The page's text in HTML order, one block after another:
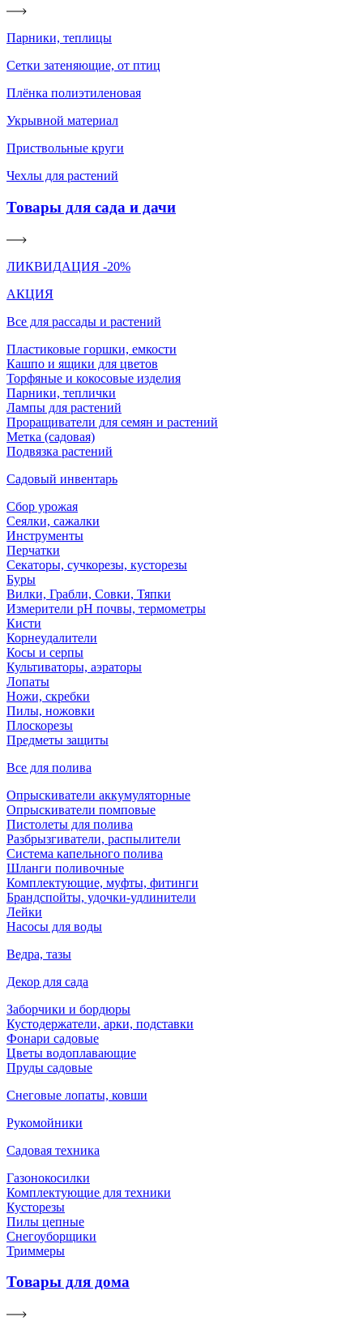
Парники, теплицы
Сетки затеняющие, от птиц
Плёнка полиэтиленовая
Укрывной материал
Приствольные круги
Чехлы для растений
Товары для сада и дачи
ЛИКВИДАЦИЯ -20%
АКЦИЯ
Все для рассады и растений
Пластиковые горшки, емкости
Кашпо и ящики для цветов
Торфяные и кокосовые изделия
Парники, теплички
Лампы для растений
Проращиватели для семян и растений
Метка (садовая)
Подвязка растений
Садовый инвентарь
Сбор урожая
Сеялки, сажалки
Инструменты
Перчатки
Секаторы, сучкорезы, кусторезы
Буры
Вилки, Грабли, Совки, Тяпки
Измерители pH почвы, термометры
Кисти
Корнеудалители
Косы и серпы
Культиваторы, аэраторы
Лопаты
Ножи, скребки
Пилы, ножовки
Плоскорезы
Предметы защиты
Все для полива
Опрыскиватели аккумуляторные
Опрыскиватели помповые
Пистолеты для полива
Разбрызгиватели, распылители
Система капельного полива
Шланги поливочные
Комплектующие, муфты, фитинги
Брандспойты, удочки-удлинители
Лейки
Насосы для воды
Ведра, тазы
Декор для сада
Заборчики и бордюры
Кустодержатели, арки, подставки
Фонари садовые
Цветы водоплавающие
Пруды садовые
Снеговые лопаты, ковши
Рукомойники
Садовая техника
Газонокосилки
Комплектующие для техники
Кусторезы
Пилы цепные
Снегоуборщики
Триммеры
Товары для дома